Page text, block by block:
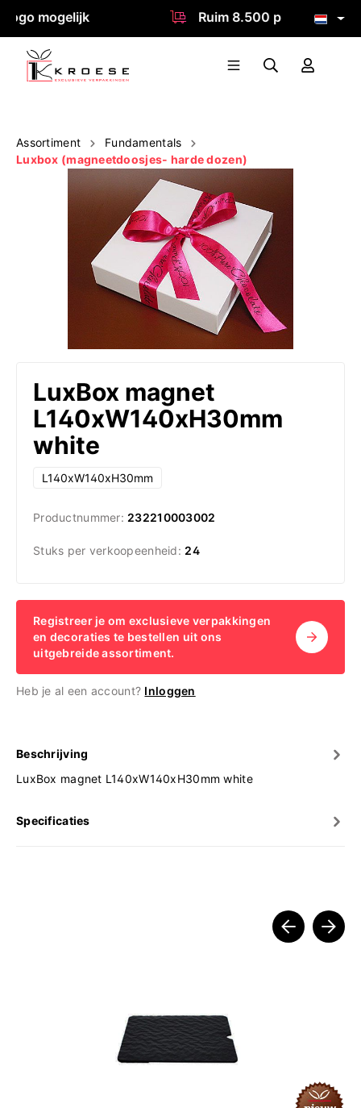
mogelijk Ruim 8.500 producten
Assortiment
Fundamentals
Luxbox (magneetdoosjes- harde dozen)
LuxBox magnet
L140xW140xH30mm
white
L140xW140xH30mm
Productnummer: 232210003002
Stuks per verkoopeenheid: 24
Registreer je om exclusieve verpakkingen
en decoraties te bestellen uit ons
uitgebreide assortiment.
Heb je al een account? Inloggen
Beschrijving
LuxBox magnet L140xW140xH30mm white
Specificaties